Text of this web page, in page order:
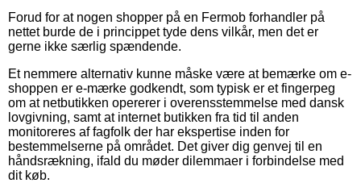
Forud for at nogen shopper på en Fermob forhandler på
nettet burde de i princippet tyde dens vilkår, men det er
gerne ikke særlig spændende.
Et nemmere alternativ kunne måske være at bemærke om e-
shoppen er e-mærke godkendt, som typisk er et fingerpeg
om at netbutikken opererer i overensstemmelse med dansk
lovgivning, samt at internet butikken fra tid til anden
monitoreres af fagfolk der har ekspertise inden for
bestemmelserne på området. Det giver dig genvej til en
håndsrækning, ifald du møder dilemmaer i forbindelse med
dit køb.